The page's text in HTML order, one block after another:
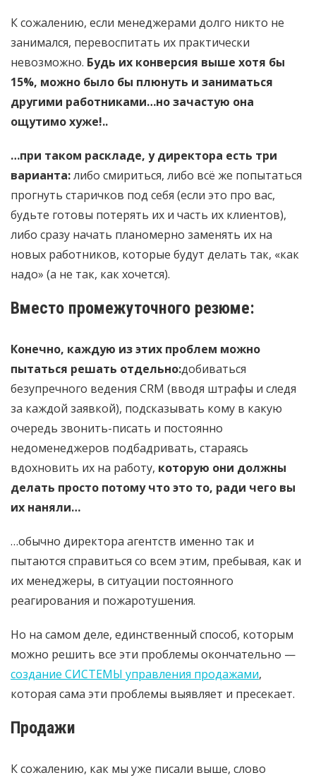
К сожалению, если менеджерами долго никто не
занимался, перевоспитать их практически
невозможно. Будь их конверсия выше хотя бы
15%, можно было бы плюнуть и заниматься
другими работниками…но зачастую она
ощутимо хуже!..
…при таком раскладе, у директора есть три
варианта:либо смириться, либо всё же попытаться
прогнуть старичков под себя (если это про вас,
будьте готовы потерять их и часть их клиентов),
либо сразу начать планомерно заменять их на
новых работников, которые будут делать так, «как
надо» (а не так, как хочется).
Вместо промежуточного резюме:
Конечно, каждую из этих проблем можно
пытаться решать отдельно:добиваться
безупречного ведения CRM (вводя штрафы и следя
за каждой заявкой), подсказывать кому в какую
очередь звонить-писать и постоянно
недоменеджеров подбадривать, стараясь
вдохновить их на работу, которую они должны
делать просто потому что это то, ради чего вы
их наняли…
…обычно директора агентств именно так и
пытаются справиться со всем этим, пребывая, как и
их менеджеры, в ситуации постоянного
реагирования и пожаротушения.
Но на самом деле, единственный способ, которым
можно решить все эти проблемы окончательно —
создание СИСТЕМЫ управления продажами,
которая сама эти проблемы выявляет и пресекает.
Продажи
К сожалению, как мы уже писали выше, слово